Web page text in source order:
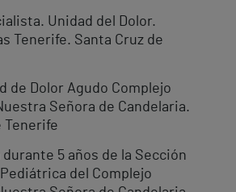
Unidad del Dolor.
Tenerife. Santa Cruz de
de Dolor Agudo Complejo
Señora de Candelaria.
Tenerife
5 años de la Sección
del Complejo